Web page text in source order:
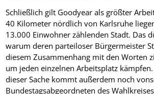
Schließlich gilt Goodyear als größter
40 Kilometer nördlich von Karlsruhe
13.000 Einwohner zählenden Stadt. Das
warum deren parteiloser Bürgermeister
diesem Zusammenhang mit den Worten
um jeden einzelnen Arbeitsplatz
dieser Sache kommt außerdem noch
Bundestagsabgeordneten des Wahlkreises